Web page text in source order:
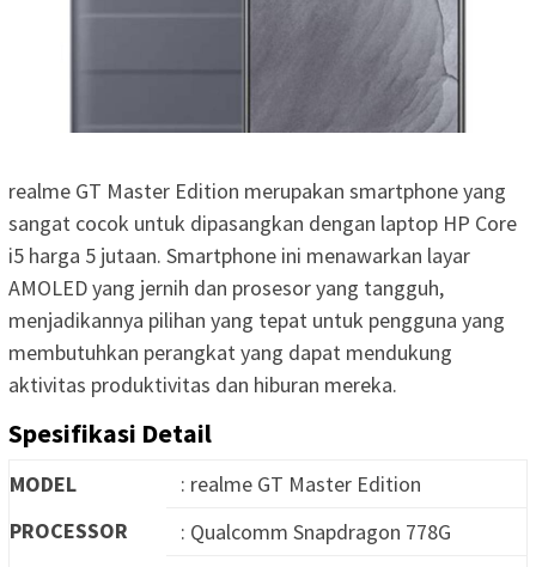
realme GT Master Edition merupakan smartphone yang
sangat cocok untuk dipasangkan dengan laptop HP Core
i5 harga 5 jutaan. Smartphone ini menawarkan layar
AMOLED yang jernih dan prosesor yang tangguh,
menjadikannya pilihan yang tepat untuk pengguna yang
membutuhkan perangkat yang dapat mendukung
aktivitas produktivitas dan hiburan mereka.
Spesifikasi Detail
MODEL
: realme GT Master Edition
PROCESSOR
: Qualcomm Snapdragon 778G